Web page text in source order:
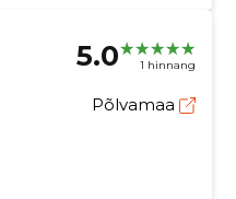
5.0 1 hinnang
Põlvamaa